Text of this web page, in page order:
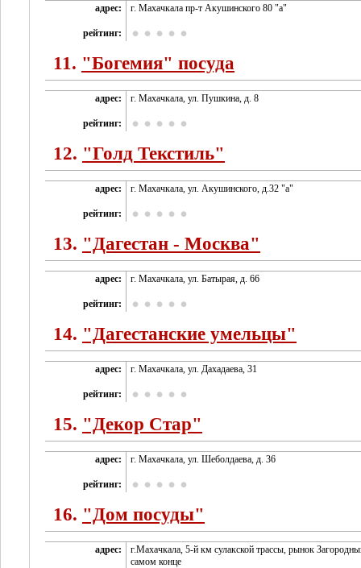
адрес: г. Махачкала пр-т Акушинского 80 "а"
рейтинг:
11. "Богемия" посуда
адрес: г. Махачкала, ул. Пушкина, д. 8
рейтинг:
12. "Голд Текстиль"
адрес: г. Махачкала, ул. Акушинского, д.32 "а"
рейтинг:
13. "Дагестан - Москва"
адрес: г. Махачкала, ул. Батырая, д. 66
рейтинг:
14. "Дагестанские умельцы"
адрес: г. Махачкала, ул. Дахадаева, 31
рейтинг:
15. "Декор Стар"
адрес: г. Махачкала, ул. Шеболдаева, д. 36
рейтинг:
16. "Дом посуды"
адрес:
г.Махачкала, 5-й км сулакской трассы, рынок
самом конце